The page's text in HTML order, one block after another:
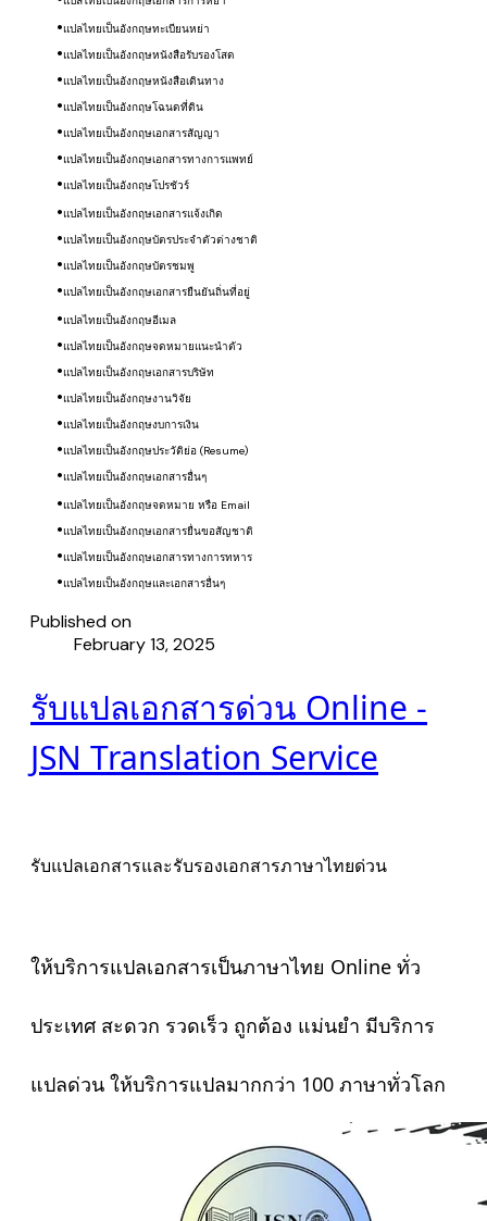
แปลไทยเป็นอังกฤษทะเบียนหย่า
แปลไทยเป็นอังกฤษหนังสือรับรองโสด
แปลไทยเป็นอังกฤษหนังสือเดินทาง
แปลไทยเป็นอังกฤษโฉนดที่ดิน
แปลไทยเป็นอังกฤษ​เอกสารสัญญา
แปลไทยเป็นอังกฤษเอกสารทางการแพทย์
แปลไทยเป็นอังกฤษโปรชัวร์
แปลไทยเป็นอังกฤษเอกสารแจ้งเกิด
แปลไทยเป็นอังกฤษบัตรประจำตัวต่างชาติ
แปลไทยเป็นอังกฤษบัตรชมพู
แปลไทยเป็นอังกฤษเอกสารยืนยันถิ่นที่อยู่
แปลไทยเป็นอังกฤษอีเมล
แปลไทยเป็นอังกฤษจดหมายแนะนำตัว
แปลไทยเป็นอังกฤษเอกสารบริษัท
แปลไทยเป็นอังกฤษงานวิจัย
แปลไทยเป็นอังกฤษงบการเงิน
แปลไทยเป็นอังกฤษประวัติย่อ (Resume)
แปลไทยเป็นอังกฤษ​เอกสารอื่นๆ
แปลไทยเป็นอังกฤษจดหมาย หรือ Email
แปลไทยเป็นอังกฤษเอกสารยื่นขอสัญชาติ
แปลไทยเป็นอังกฤษเอกสารทางการทหาร
แปลไทยเป็นอังกฤษ​และเอกสารอื่นๆ
Published on
February 13, 2025
รับแปลเอกสารด่วน Online -
JSN Translation Service
รับแปลเอกสารและรับรองเอกสารภาษาไทยด่วน
ให้บริการแปลเอกสารเป็นภาษาไทย Online ทั่ว
ประเทศ สะดวก รวดเร็ว ถูกต้อง แม่นยำ มีบริการ
แปลด่วน ให้บริการแปลมากกว่า 100 ภาษาทั่วโลก